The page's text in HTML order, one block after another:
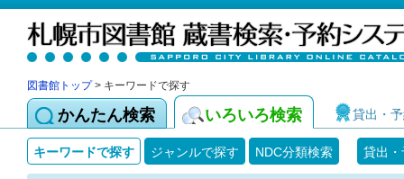
図書館トップ> キーワードで探す
かんたん検索 いろいろ検索 貸出・
キーワードで探す ジャンルで探す NDC分類検索 貸出